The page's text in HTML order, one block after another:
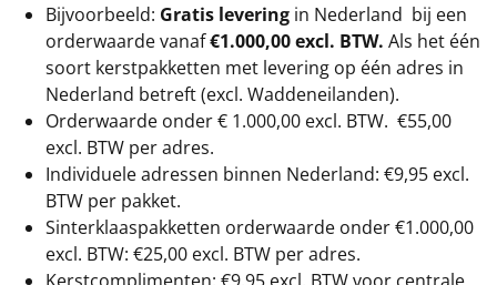
Bijvoorbeeld: Gratis levering in Nederland bij een
orderwaarde vanaf€1.000,00 excl. BTW. Als het één
soort kerstpakketten met levering op één adres in
Nederland betreft (excl. Waddeneilanden).
Orderwaarde onder € 1.000,00 excl. BTW. €55,00
excl. BTW per adres.
Individuele adressen binnen Nederland: €9,95 excl.
BTW per pakket.
Sinterklaaspakketten orderwaarde onder €1.000,00
excl. BTW: €25,00 excl. BTW per adres.